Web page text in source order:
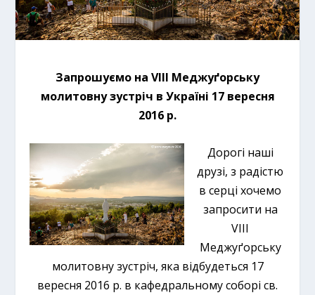
Запрошуємо на VIII Меджуґорську
молитовну зустріч в Україні 17 вересня
2016 р.
Дорогі наші
друзі, з радістю
в серці хочемо
запросити на
VIII
Меджуґорську
молитовну зустріч, яка відбудеться 17
вересня 2016 р. в кафедральному соборі св.